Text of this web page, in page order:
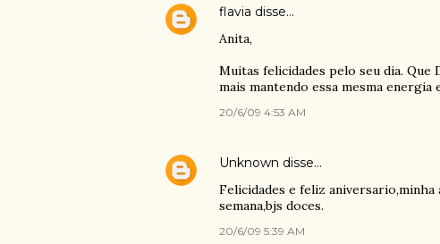
flavia disse…
Anita,
Muitas felicidades pelo seu dia. Que
mais mantendo essa mesma energia
20/6/09 4:53 AM
Unknown disse…
Felicidades e feliz
semana,bjs doces.
20/6/09 5:39 AM